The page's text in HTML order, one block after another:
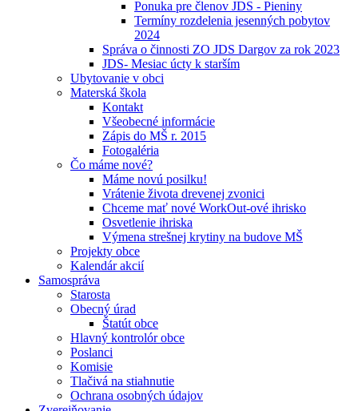
Ponuka pre členov JDS - Pieniny
Termíny rozdelenia jesenných pobytov
2024
Správa o činnosti ZO JDS Dargov za rok 2023
JDS- Mesiac úcty k starším
Ubytovanie v obci
Materská škola
Kontakt
Všeobecné informácie
Zápis do MŠ r. 2015
Fotogaléria
Čo máme nové?
Máme novú posilku!
Vrátenie života drevenej zvonici
Chceme mať nové WorkOut-ové ihrisko
Osvetlenie ihriska
Výmena strešnej krytiny na budove MŠ
Projekty obce
Kalendár akcií
Samospráva
Starosta
Obecný úrad
Štatút obce
Hlavný kontrolór obce
Poslanci
Komisie
Tlačivá na stiahnutie
Ochrana osobných údajov